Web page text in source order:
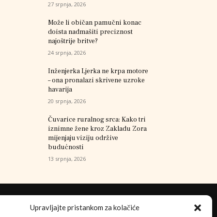
Upravljajte pristankom za kolačiće
27 srpnja, 2026
Može li običan pamučni konac
doista nadmašiti preciznost
najoštrije britve?
24 srpnja, 2026
Inženjerka Ljerka ne krpa motore
– ona pronalazi skrivene uzroke
havarija
20 srpnja, 2026
Čuvarice ruralnog srca: Kako tri
iznimne žene kroz Zakladu Zora
mijenjaju viziju održive
budućnosti
13 srpnja, 2026